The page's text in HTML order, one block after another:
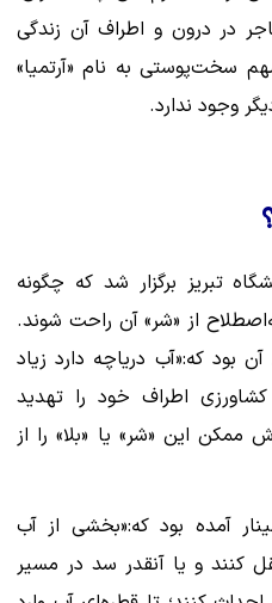
در درون و اطراف آن زندگی
سخت‌پوستی به نام «آرتمیا»
وجود ندارد.
دانشگاه تبریز برگزار شد که چگونه
از «شر» آن راحت شوند.
که:«آب دریاچه دارد زیاد
اطراف خود را تهدید
ممکن این «شر» یا «بلا» را از
آمده بود که:«بخشی از آب
کنند و یا آنقدر سد در مسیر